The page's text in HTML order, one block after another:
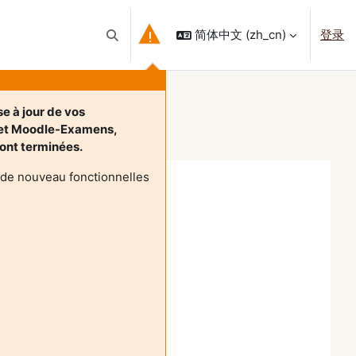
切换搜索输入
à jour de vos
Moodle-Examens,
terminées.
nouveau fonctionnelles
简体中文 ‎(zh_cn)‎ 登录